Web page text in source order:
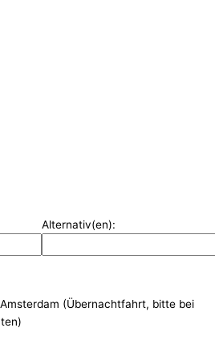
Alternativ(en):
(Übernachtfahrt, bitte bei